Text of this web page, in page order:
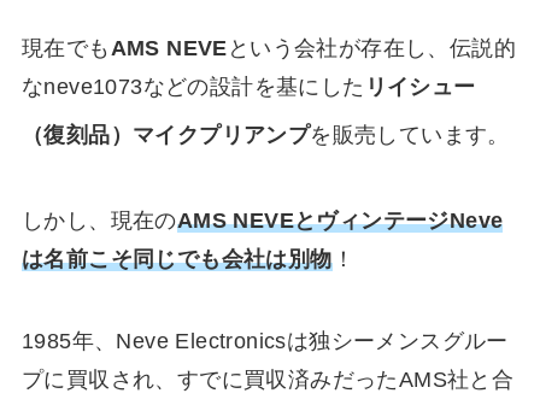
現在でも AMS NEVE という会社が存在し、伝説的
なneve1073などの設計を基にした リイシュー
（復刻品）マイクプリアンプを販売しています。
しかし、現在のAMS NEVEとヴィンテージNeve
は名前こそ同じでも会社は別物！
1985年、Neve Electronicsは独シーメンスグルー
プに買収され、すでに買収済みだったAMS社と合